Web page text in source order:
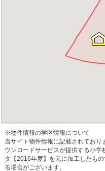
※物件情報の学区情報について
当サイト物件情報に記載されてお
ウンロードサービスが提供する小
タ【2016年度】を元に加工したも
る場合がございます。